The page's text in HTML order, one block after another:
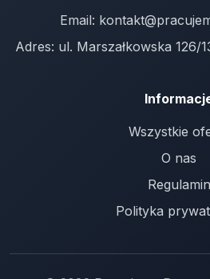
Email:
Adres: ul. Marszałkowska 126/
Wszystkie
O nas
Regulamin
Polityka